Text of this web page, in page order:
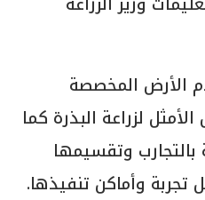
الأرض المخصصة
لزراعة البذرة كما
بالتجارب وتقسيمها
وأماكن تنفيذها.